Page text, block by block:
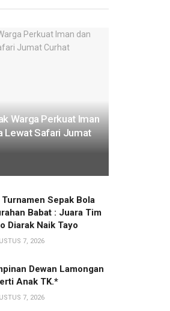
Warga Perkuat Iman
Lewat Safari Jumat
Turnamen Sepak Bola
Babat : Juara Tim
Diarak Naik Tayo
7, 2026
Dewan Lamongan
Anak TK.*
7, 2026